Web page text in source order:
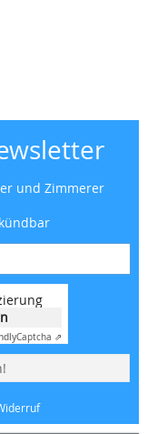
und Zimmerer
Captcha ⇗